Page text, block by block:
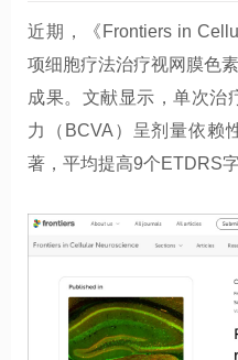
近期，《Frontiers in
项细胞疗法治疗视网膜色
成果。文献显示，单次治
力（BCVA）呈剂量依赖
著，平均提高9个ETDRS字